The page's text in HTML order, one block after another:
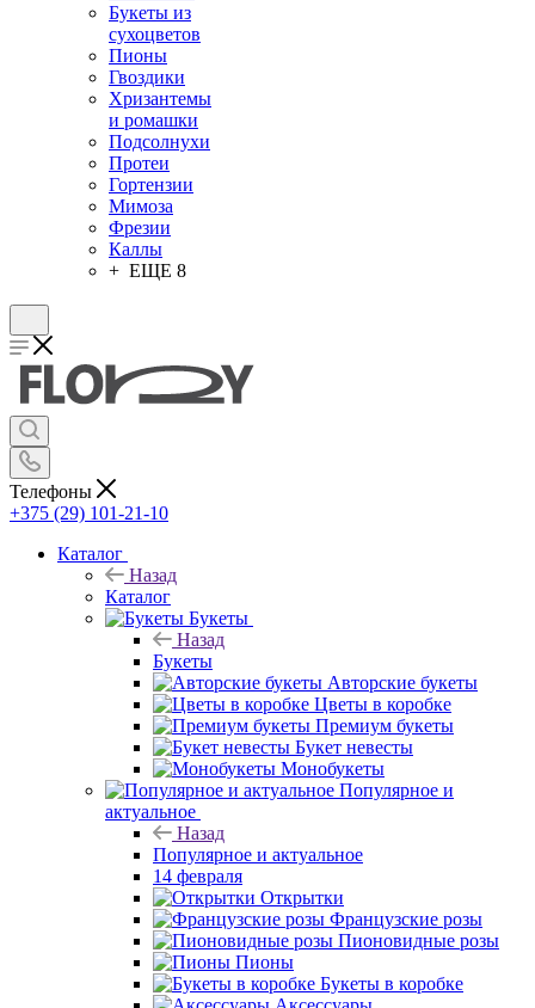
Букеты из
сухоцветов
Пионы
Гвоздики
Хризантемы
и ромашки
Подсолнухи
Протеи
Гортензии
Мимоза
Фрезии
Каллы
+ ЕЩЕ 8
Телефоны
+375 (29) 101-21-10
Каталог
Назад
Каталог
Букеты
Назад
Букеты
Авторские букеты
Цветы в коробке
Премиум букеты
Букет невесты
Монобукеты
Популярное и
актуальное
Назад
Популярное и актуальное
14 февраля
Открытки
Французские розы
Пионовидные розы
Пионы
Букеты в коробке